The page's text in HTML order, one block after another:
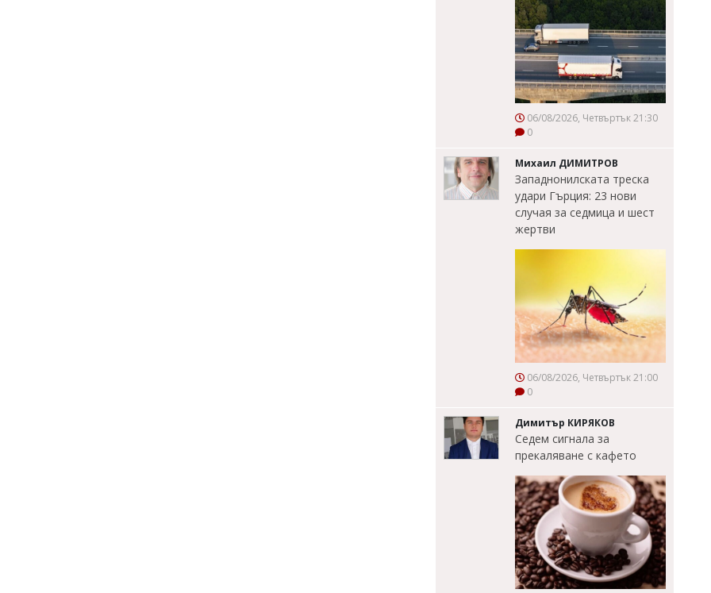
06/08/2026, Четвъртък 21:30
0
Михаил ДИМИТРОВ
Западнонилската треска
удари Гърция: 23 нови
случая за седмица и шест
жертви
06/08/2026, Четвъртък 21:00
0
Димитър КИРЯКОВ
Седем сигнала за
прекаляване с кафето